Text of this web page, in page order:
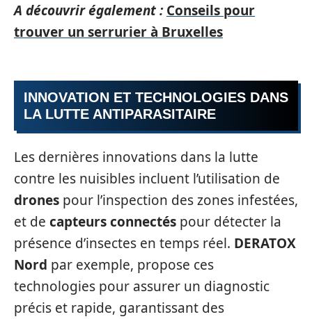
A découvrir également : Conseils pour
trouver un serrurier à Bruxelles
INNOVATION ET TECHNOLOGIES DANS
LA LUTTE ANTIPARASITAIRE
Les dernières innovations dans la lutte
contre les nuisibles incluent l’utilisation de
drones pour l’inspection des zones infestées,
et de capteurs connectés pour détecter la
présence d’insectes en temps réel. DERATOX
Nord par exemple, propose ces
technologies pour assurer un diagnostic
précis et rapide, garantissant des